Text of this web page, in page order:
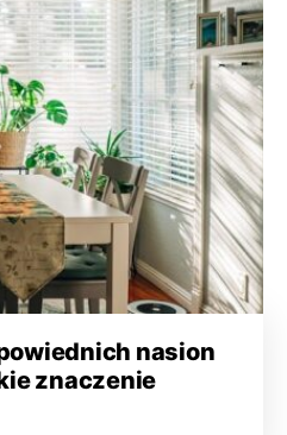
nasion
znaczenie